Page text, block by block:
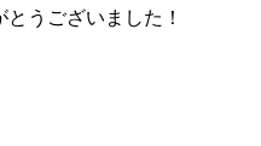
うございました！